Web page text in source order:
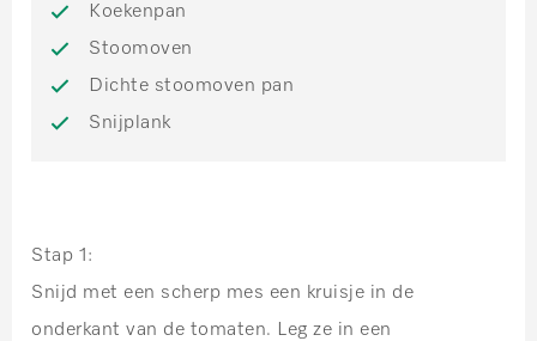
Koekenpan
Stoomoven
Dichte stoomoven pan
Snijplank
Stap 1:
Snijd met een scherp mes een kruisje in de
onderkant van de tomaten. Leg ze in een